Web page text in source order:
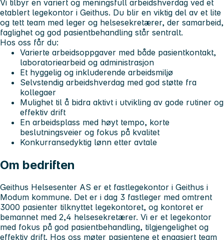
Vi tilbyr en variert og meningsfull arbeidshverdag ved et
etablert legekontor i Geithus. Du blir en viktig del av et lite
og tett team med leger og helsesekretærer, der samarbeid,
faglighet og god pasientbehandling står sentralt.
Hos oss får du:
Varierte arbeidsoppgaver med både pasientkontakt,
laboratoriearbeid og administrasjon
Et hyggelig og inkluderende arbeidsmiljø
Selvstendig arbeidshverdag med god støtte fra
kollegaer
Mulighet til å bidra aktivt i utvikling av gode rutiner og
effektiv drift
En arbeidsplass med høyt tempo, korte
beslutningsveier og fokus på kvalitet
Konkurransedyktig lønn etter avtale
Om bedriften
Geithus Helsesenter AS er et fastlegekontor i Geithus i
Modum kommune. Det er i dag 3 fastleger med omtrent
3000 pasienter tilknyttet legekontoret, og kontoret er
bemannet med 2,4 helsesekretærer. Vi er et legekontor
med fokus på god pasientbehandling, tilgjengelighet og
effektiv drift. Hos oss møter pasientene et engasjert team